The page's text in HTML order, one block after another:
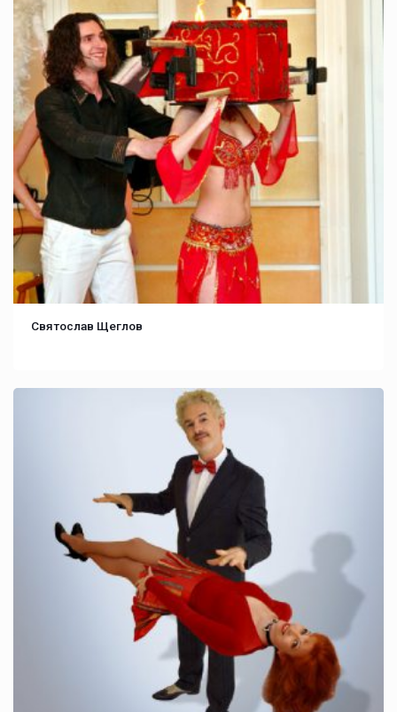
Святослав Щеглов